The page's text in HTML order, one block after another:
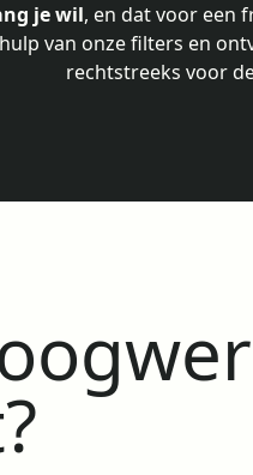
je wil, en dat voor een
van onze filters en
rechtstreeks voor